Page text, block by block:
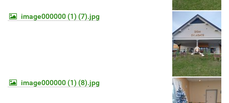
image000000 (1) (7).jpg
image000000 (1) (8).jpg